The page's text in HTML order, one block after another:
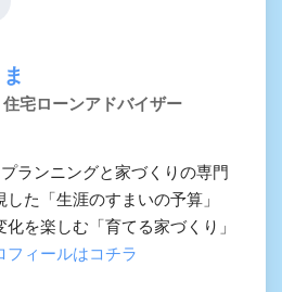
宅ローンアドバイザー
ランニングと家づくりの専門
た「生涯のすまいの予算」
を楽しむ「育てる家づくり」
フィールはコチラ